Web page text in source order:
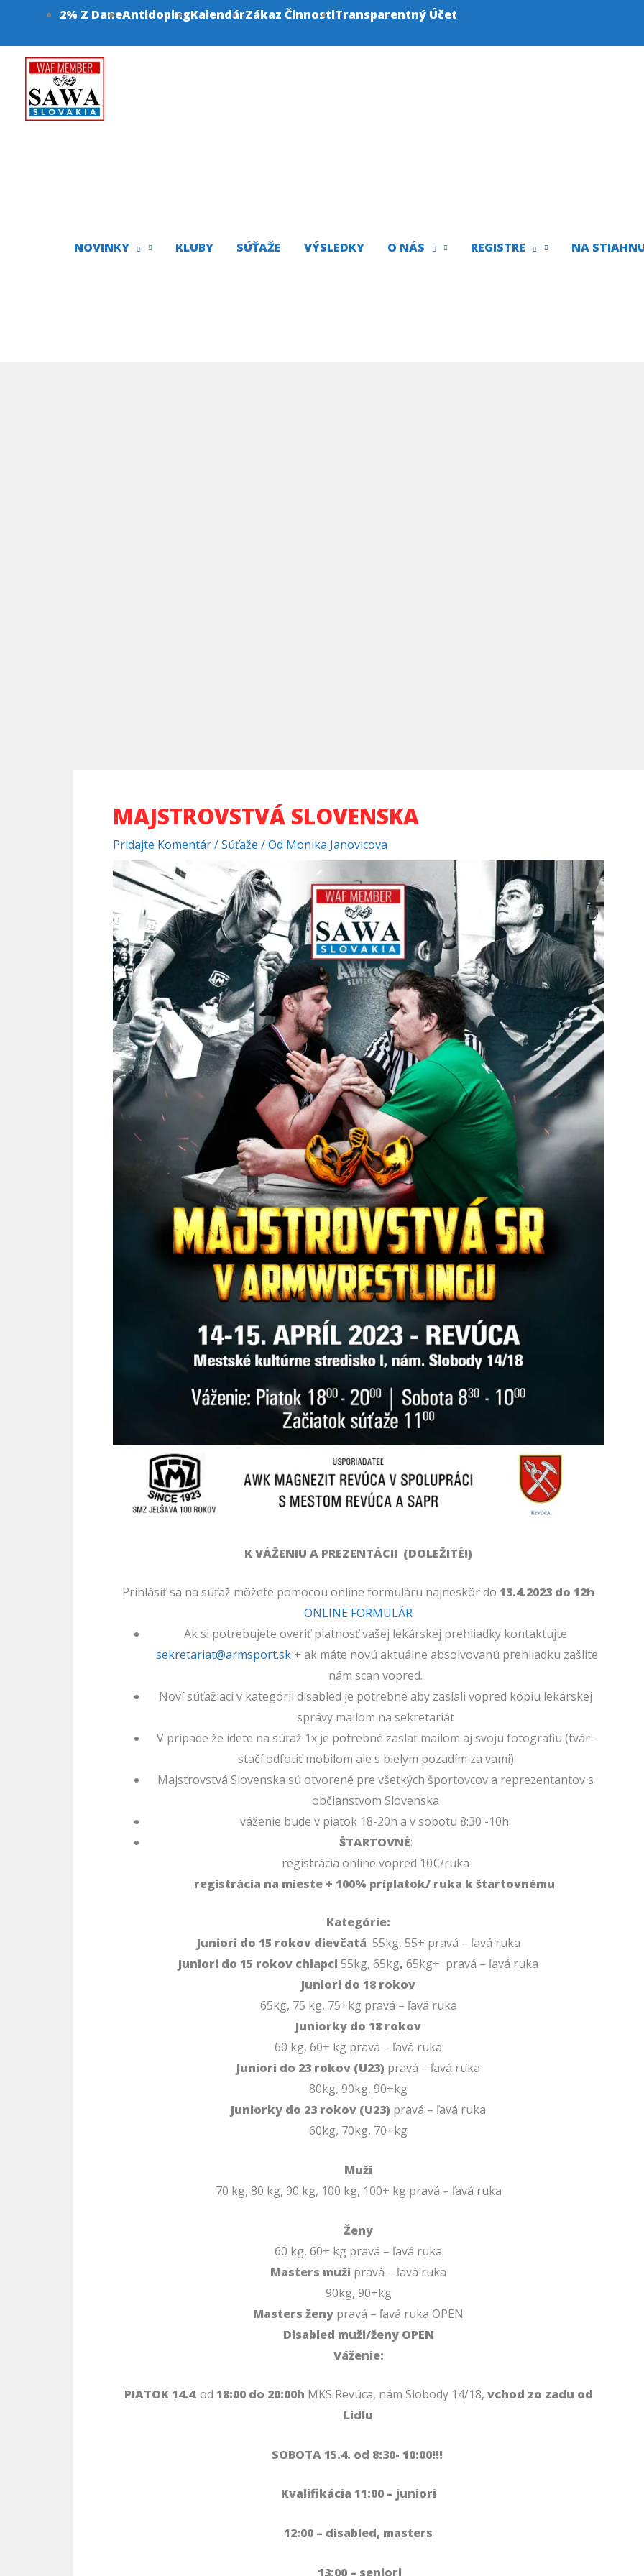
Preskočiť
obsah
2% Z DaneAntidopingKalendárZákaz ČinnostiTransparentný Účet
NOVINKY KLUBY SÚŤAŽE VÝSLEDKY O NÁS REGISTRE NA
MAJSTROVSTVÁ SLOVENSKA
Pridajte Komentár/Súťaže / Od Monika Janovicova
K VÁŽENIU A PREZENTÁCII (DOLEŽITÉ!)
Prihlásiť sa na súťaž môžete pomocou online formuláru najneskôr do 13.4.2023 do 12h
ONLINE FORMULÁR
Ak si potrebujete overiť platnosť vašej lekárskej prehliadky kontaktujte
sekretariat@armsport.sk + ak máte novú aktuálne absolvovanú prehliadku zašlite
nám scan vopred.
Noví súťažiaci v kategórii disabled je potrebné aby zaslali vopred kópiu lekárskej
správy mailom na sekretariát
V prípade že idete na súťaž 1x je potrebné zaslať mailom aj svoju fotografiu (tvár-
stačí odfotiť mobilom ale s bielym pozadím za vami)
Majstrovstvá Slovenska sú otvorené pre všetkých športovcov a reprezentantov s
občianstvom Slovenska
váženie bude v piatok 18-20h a v sobotu 8:30 -10h.
ŠTARTOVNÉ:
registrácia online vopred 10€/ruka
registrácia na mieste + 100% príplatok/ ruka k štartovnému
Kategórie:
Juniori do 15 rokov dievčatá 55kg, 55+ pravá – ľavá ruka
Juniori do 15 rokov chlapci 55kg, 65kg, 65kg+ pravá – ľavá ruka
Juniori do 18 rokov
65kg, 75 kg, 75+kg pravá – ľavá ruka
Juniorky do 18 rokov
60 kg, 60+ kg pravá – ľavá ruka
Juniori do 23 rokov (U23) pravá – ľavá ruka
80kg, 90kg, 90+kg
Juniorky do 23 rokov (U23) pravá – ľavá ruka
60kg, 70kg, 70+kg
Muži
70 kg, 80 kg, 90 kg, 100 kg, 100+ kg pravá – ľavá ruka
Ženy
60 kg, 60+ kg pravá – ľavá ruka
Masters muži pravá – ľavá ruka
90kg, 90+kg
Masters ženy pravá – ľavá ruka OPEN
Disabled muži/ženy OPEN
Váženie:
PIATOK 14.4. od 18:00 do 20:00h MKS Revúca, nám Slobody 14/18, vchod zo zadu od
Lidlu
SOBOTA 15.4. od 8:30- 10:00!!!
Kvalifikácia 11:00 – juniori
12:00 – disabled, masters
13:00 – seniori